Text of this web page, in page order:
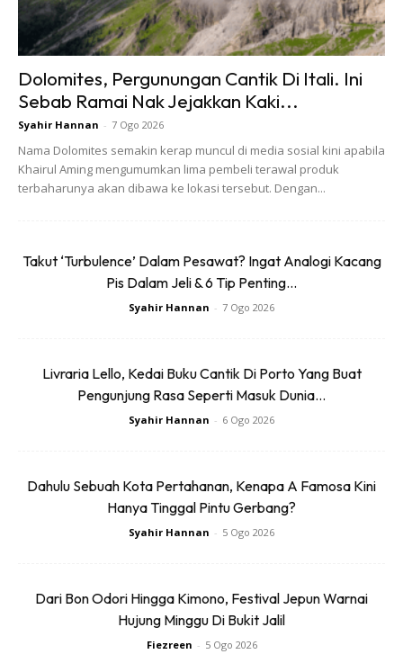
ITENARI LANGKAWI – KRABI,
(4 hari 3 malam)
This trip ambil masa lebih kurang 10 jam dari Langkawi ke
Krabi. Siapa yg suka long journey i recommed this trip utk
Dolomites, Pergunungan Cantik Di Itali. Ini
Sebab Ramai Nak Jejakkan Kaki...
Syahir Hannan - 7 Ogo 2026
Nama Dolomites semakin kerap muncul di media sosial kini apabila
Khairul Aming mengumumkan lima pembeli terawal produk
terbaharunya akan dibawa ke lokasi tersebut. Dengan...
Takut ‘Turbulence’ Dalam Pesawat? Ingat Analogi Kacang
Pis Dalam Jeli & 6 Tip Penting...
Syahir Hannan - 7 Ogo 2026
Livraria Lello, Kedai Buku Cantik Di Porto Yang Buat
Pengunjung Rasa Seperti Masuk Dunia...
Syahir Hannan - 6 Ogo 2026
Dahulu Sebuah Kota Pertahanan, Kenapa A Famosa Kini
Hanya Tinggal Pintu Gerbang?
Syahir Hannan - 5 Ogo 2026
Dari Bon Odori Hingga Kimono, Festival Jepun Warnai
Hujung Minggu Di Bukit Jalil
Fiezreen - 5 Ogo 2026